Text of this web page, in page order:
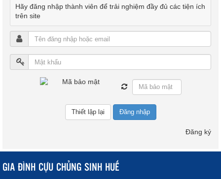
Hãy đăng nhập thành viên để trải nghiệm đầy đủ các tiện ích
trên site
Đăng nhập
Đăng ký
GIA ĐÌNH CỰU CHỦNG SINH HUẾ